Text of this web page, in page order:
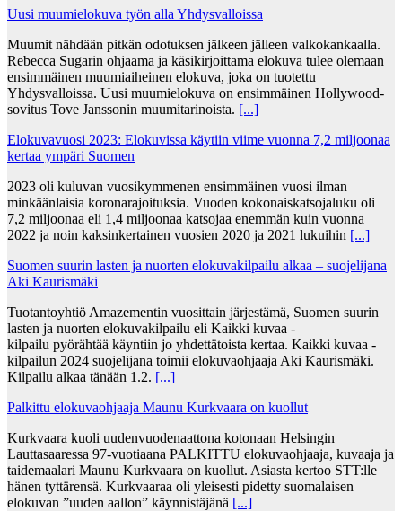
Uusi muumielokuva työn alla Yhdysvalloissa
Muumit nähdään pitkän odotuksen jälkeen jälleen valkokankaalla.
Rebecca Sugarin ohjaama ja käsikirjoittama elokuva tulee olemaan
ensimmäinen muumiaiheinen elokuva, joka on tuotettu
Yhdysvalloissa. Uusi muumielokuva on ensimmäinen Hollywood-
sovitus Tove Janssonin muumitarinoista. [...]
Elokuvavuosi 2023: Elokuvissa käytiin viime vuonna 7,2 miljoonaa
kertaa ympäri Suomen
2023 oli kuluvan vuosikymmenen ensimmäinen vuosi ilman
minkäänlaisia koronarajoituksia. Vuoden kokonaiskatsojaluku oli
7,2 miljoonaa eli 1,4 miljoonaa katsojaa enemmän kuin vuonna
2022 ja noin kaksinkertainen vuosien 2020 ja 2021 lukuihin [...]
Suomen suurin lasten ja nuorten elokuvakilpailu alkaa – suojelijana
Aki Kaurismäki
Tuotantoyhtiö Amazementin vuosittain järjestämä, Suomen suurin
lasten ja nuorten elokuvakilpailu eli Kaikki kuvaa -
kilpailu pyörähtää käyntiin jo yhdettätoista kertaa. Kaikki kuvaa -
kilpailun 2024 suojelijana toimii elokuvaohjaaja Aki Kaurismäki.
Kilpailu alkaa tänään 1.2. [...]
Palkittu elokuvaohjaaja Maunu Kurkvaara on kuollut
Kurkvaara kuoli uudenvuodenaattona kotonaan Helsingin
Lauttasaaressa 97-vuotiaana PALKITTU elokuvaohjaaja, kuvaaja ja
taidemaalari Maunu Kurkvaara on kuollut. Asiasta kertoo STT:lle
hänen tyttärensä. Kurkvaaraa oli yleisesti pidetty suomalaisen
elokuvan ”uuden aallon” käynnistäjänä [...]